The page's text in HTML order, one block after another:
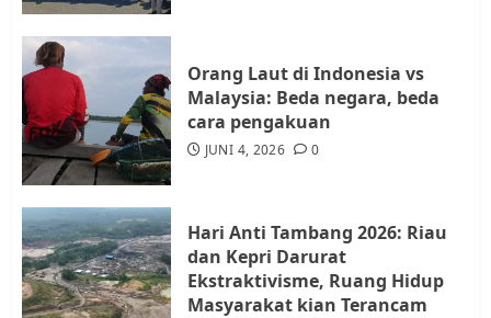
4
5
Tim Advokasi Desak BP Batam
Berhenti Merampas Tanah
Orang Laut di Indonesia vs
Malaysia: Beda negara, beda
cara pengakuan
JUNI 4, 2026 0
Hari Anti Tambang 2026: Riau
dan Kepri Darurat
Ekstraktivisme, Ruang Hidup
Masyarakat kian Terancam